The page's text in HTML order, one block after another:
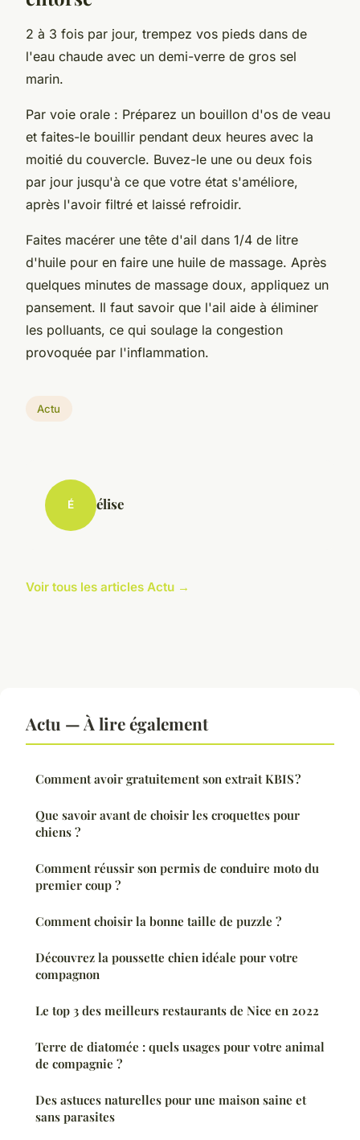
2 à 3 fois par jour, trempez vos pieds dans de
l'eau chaude avec un demi-verre de gros sel
marin.
Par voie orale : Préparez un bouillon d'os de veau
et faites-le bouillir pendant deux heures avec la
moitié du couvercle. Buvez-le une ou deux fois
par jour jusqu'à ce que votre état s'améliore,
après l'avoir filtré et laissé refroidir.
Faites macérer une tête d'ail dans 1/4 de litre
d'huile pour en faire une huile de massage. Après
quelques minutes de massage doux, appliquez un
pansement. Il faut savoir que l'ail aide à éliminer
les polluants, ce qui soulage la congestion
provoquée par l'inflammation.
Actu
É élise
Voir tous les articles Actu →
Actu — À lire également
Comment avoir gratuitement son extrait KBIS ?
Que savoir avant de choisir les croquettes pour
chiens ?
Comment réussir son permis de conduire moto du
premier coup ?
Comment choisir la bonne taille de puzzle ?
Découvrez la poussette chien idéale pour votre
compagnon
Le top 3 des meilleurs restaurants de Nice en 2022
Terre de diatomée : quels usages pour votre animal
de compagnie ?
Des astuces naturelles pour une maison saine et
sans parasites